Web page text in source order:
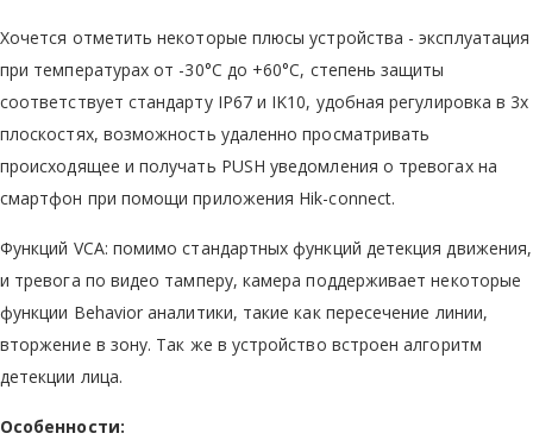
Хочется отметить некоторые плюсы устройства - эксплуатация
при температурах от -30°C до +60°C, степень защиты
соответствует стандарту IP67 и IK10, удобная регулировка в 3х
плоскостях, возможность удаленно просматривать
происходящее и получать PUSH уведомления о тревогах на
смартфон при помощи приложения Hik-connect.
Функций VCA: помимо стандартных функций детекция движения,
и тревога по видео тамперу, камера поддерживает некоторые
функции Behavior аналитики, такие как пересечение линии,
вторжение в зону. Так же в устройство встроен алгоритм
детекции лица.
Особенности: